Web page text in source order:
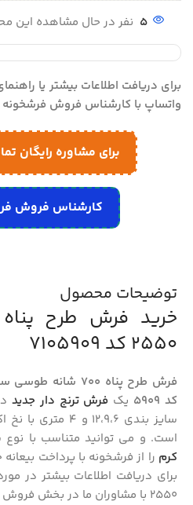
5 نفر در حال مشاهده این
برای دریافت اطلاعات بیشتر یا
واتساپ با کارشناس فروش فرشخونه
برای مشاوره رایگان
کارشناس فروش
توضیحات محصول
2550 کد 7105909
کد 5909
یک فرش ترنج دار جدید
سایز بندی
است. و می توانید متناسب با نوع
کرم را از فرشخونه با پرداخت
برای دریافت اطلاعات بیشتر در
2550 با مشاوران ما در بخش فروش تماس حاصل فرمایید.